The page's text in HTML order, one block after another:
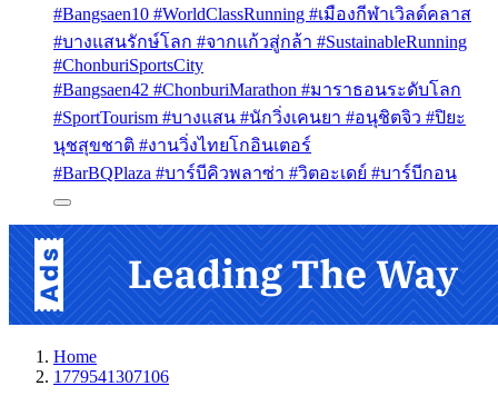
#Bangsaen10 #WorldClassRunning #เมืองกีฬาเวิลด์คลาส
#บางแสนรักษ์โลก #จากแก้วสู่กล้า #SustainableRunning
#ChonburiSportsCity
#Bangsaen42 #ChonburiMarathon #มาราธอนระดับโลก
#SportTourism #บางแสน #นักวิ่งเคนยา #อนุชิตจิว #ปิยะ
นุชสุขชาติ #งานวิ่งไทยโกอินเตอร์
#BarBQPlaza #บาร์บีคิวพลาซ่า #วิตอะเดย์ #บาร์บีกอน
Home
1779541307106